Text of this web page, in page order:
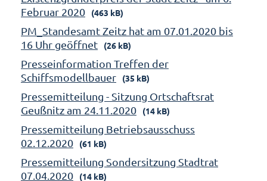
Februar 2020
(463 kB)
PM_Standesamt Zeitz hat am 07.01.2020 bis
16 Uhr geöffnet
(26 kB)
Presseinformation Treffen der
Schiffsmodellbauer
(35 kB)
Pressemitteilung - Sitzung Ortschaftsrat
Geußnitz am 24.11.2020
(14 kB)
Pressemitteilung Betriebsausschuss
02.12.2020
(61 kB)
Pressemitteilung Sondersitzung Stadtrat
07.04.2020
(14 kB)